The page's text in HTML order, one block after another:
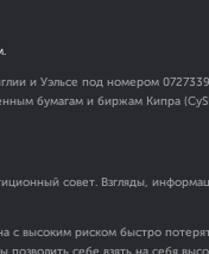
и Уэльсе под номером
бумагам и биржам Кипра
совет. Взгляды,
высоким риском быстро